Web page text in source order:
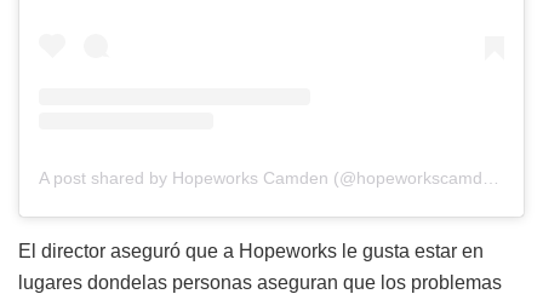
El director aseguró que a Hopeworks le gusta estar en
lugares donde las personas aseguran que los problemas